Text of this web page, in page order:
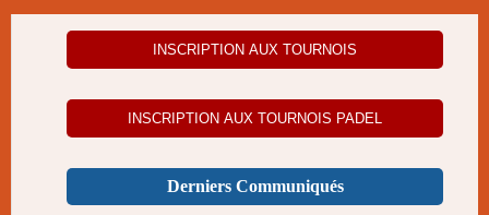
INSCRIPTION AUX TOURNOIS
INSCRIPTION AUX TOURNOIS PADEL
Derniers Communiqués